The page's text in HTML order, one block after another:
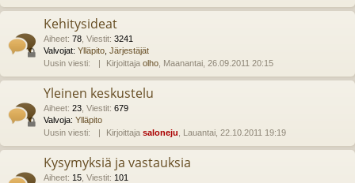
t
Kehitysideat
Aiheet: 78 Viestit: 3241
Valvojat: Ylläpito Järjestäjät
Uusin viesti:
Kirjoittaja olho , Maanantai, 26.09.2011 20:15
Yleinen keskustelu
Aiheet: 23 Viestit: 679
Valvoja: Ylläpito
Uusin viesti:
Kirjoittaja saloneju , Lauantai, 22.10.2011 19:19
Kysymyksiä ja vastauksia
Aiheet: 15 Viestit: 101